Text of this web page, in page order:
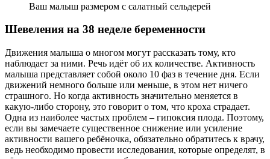
Ваш малыш размером с салатный сельдерей
Шевеления на 38 неделе беременности
Движения малыша о многом могут рассказать тому, кто
наблюдает за ними. Речь идёт об их количестве. Активность
малыша представляет собой около 10 фаз в течение дня. Если
движений немного больше или меньше, в этом нет ничего
страшного. Но когда активность значительно меняется в
какую-либо сторону, это говорит о том, что кроха страдает.
Одна из наиболее частых проблем – гипоксия плода. Поэтому,
если вы замечаете существенное снижение или усиление
активности вашего ребёночка, обязательно обратитесь к врачу,
ведь необходимо провести исследования, которые определят, в